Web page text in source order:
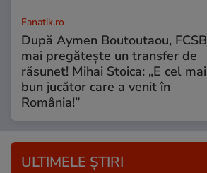
Fanatik.ro
După Aymen Boutoutaou, FCSB
mai pregătește un transfer de
răsunet! Mihai Stoica: „E cel mai
bun jucător care a venit în
România!”
ULTIMELE ȘTIRI